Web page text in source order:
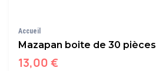
Accueil
Mazapan boite de 30 pièces
13,00 €